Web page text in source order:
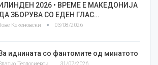
ИЛИНДЕН 2026 • ВРЕМЕ Е МАКЕДОНИЈА
ЗБОРУВА СО ЕДЕН ГЛАС…
Кекеновски 03/08/2026
иднината со фантомите од минатото
31/07/2026